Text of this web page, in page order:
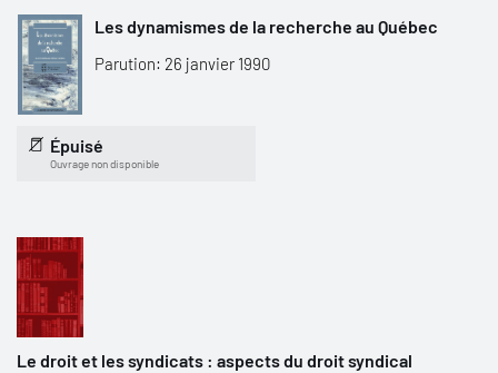
Les dynamismes de la recherche au Québec
Parution: 26 janvier 1990
Épuisé
Ouvrage non disponible
Le droit et les syndicats : aspects du droit syndical